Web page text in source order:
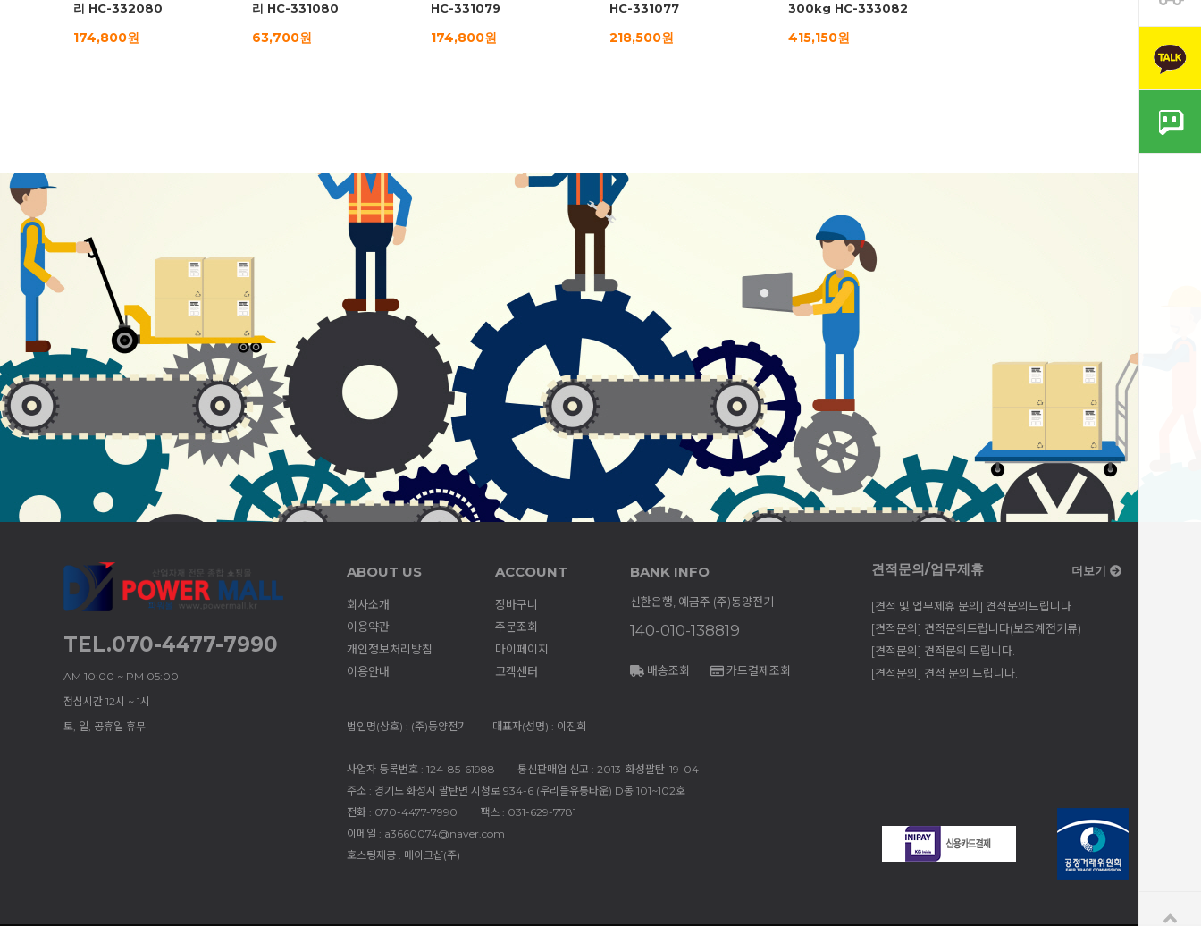
리 HC-332080
174,800원
리 HC-331080
63,700원
HC-331079
174,800원
HC-331077
218,500원
300kg HC-333082
415,150원
TEL.070-4477-7990
AM 10:00 ~ PM 05:00
점심시간 12시 ~ 1시
토, 일, 공휴일 휴무
ABOUT US
회사소개
이용약관
개인정보처리방침
이용안내
ACCOUNT
장바구니
주문조회
마이페이지
고객센터
BANK INFO
신한은행, 예금주 (주)동양전기
140-010-138819
배송조회 카드결제조회
견적문의/업무제휴 더보기
[견적 및 업무제휴 문의] 견적문의드립니다.
[견적문의] 견적문의드립니다(보조계전기류)
[견적문의] 견적문의 드립니다.
[견적문의] 견적 문의 드립니다.
법인명(상호) : (주)동양전기 대표자(성명) : 이진희
사업자 등록번호 : 124-85-61988
통신판매업 신고 : 2013-화성팔탄-19-04
주소 : 경기도 화성시 팔탄면 시청로 934-6 (우리들유통타운) D동 101~102호
전화 : 070-4477-7990
팩스 : 031-629-7781
이메일 : a3660074@naver.com
호스팅제공 : 메이크샵(주)